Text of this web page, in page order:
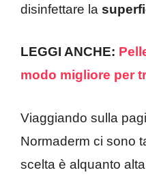
disinfettare la
LEGGI ANCHE:
modo migliore per
Viaggiando sulla
Normaderm ci sono
scelta è alquanto